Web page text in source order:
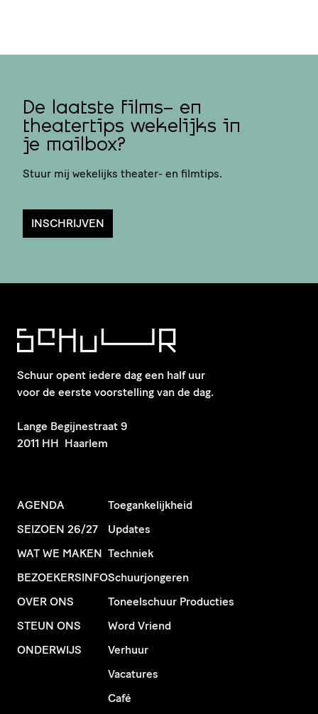
De laatste films- en
theatertips wekelijks in
je mailbox?
Stuur mij wekelijks theater- en filmtips.
INSCHRIJVEN
Schuur opent iedere dag een half uur
voor de eerste voorstelling van de dag.
​Lange Begijnestraat 9
2011 HH Haarlem
AGENDA
SEIZOEN 26/27
WAT WE MAKEN
BEZOEKERSINFO
OVER ONS
STEUN ONS
ONDERWIJS
Toegankelijkheid
Updates
Techniek
Schuurjongeren
Toneelschuur Producties
Word Vriend
Verhuur
Vacatures
Café